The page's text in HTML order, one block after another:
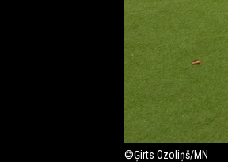
©Ģirts Ozoliņš/MN